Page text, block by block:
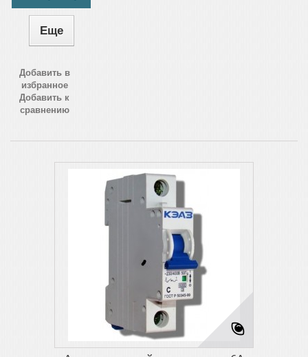
Еще
Добавить в
избранное
Добавить к
сравнению